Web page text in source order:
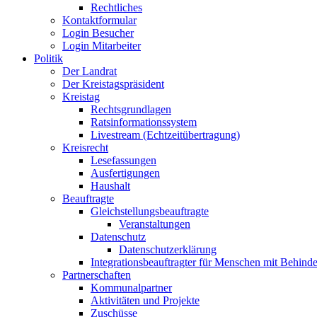
Rechtliches
Kontaktformular
Login Besucher
Login Mitarbeiter
Politik
Der Landrat
Der Kreistagspräsident
Kreistag
Rechtsgrundlagen
Ratsinformationssystem
Livestream (Echtzeitübertragung)
Kreisrecht
Lesefassungen
Ausfertigungen
Haushalt
Beauftragte
Gleichstellungsbeauftragte
Veranstaltungen
Datenschutz
Datenschutzerklärung
Integrationsbeauftragter für Menschen mit
Partnerschaften
Kommunalpartner
Aktivitäten und Projekte
Zuschüsse